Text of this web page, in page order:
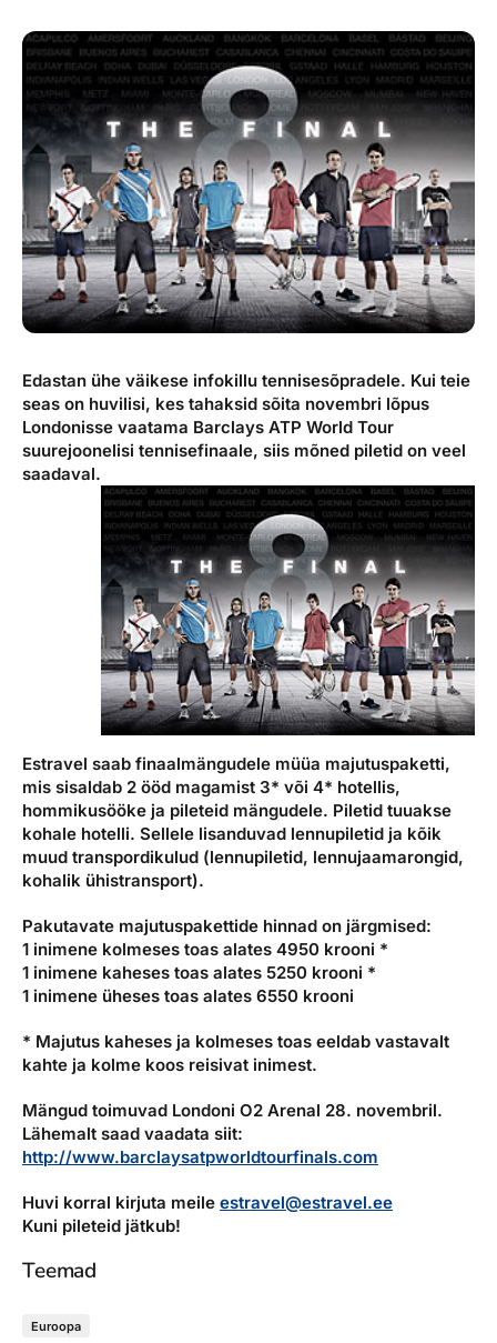
Airalo eSIM
Reisija meelespea
Platinum Club
Püsisoodustused
Boonuspunktid
Ettevõttest, kontaktid, reisikonsultandi teenus, tule
tööle, uudised...
Ettevõttest
Kontaktid
Reisikonsultandi teenus
Tule tööle
Uudised
Edastan ühe väikese infokillu tennisesõpradele. Kui teie
seas on huvilisi, kes tahaksid sõita novembri lõpus
Londonisse vaatama Barclays ATP World Tour
suurejoonelisi tennisefinaale, siis mõned piletid on veel
saadaval.
Estravel saab finaalmängudele müüa majutuspaketti,
mis sisaldab 2 ööd magamist 3* või 4* hotellis,
hommikusööke ja pileteid mängudele. Piletid tuuakse
kohale hotelli. Sellele lisanduvad lennupiletid ja kõik
muud transpordikulud (lennupiletid, lennujaamarongid,
kohalik ühistransport).
Pakutavate majutuspakettide hinnad on järgmised:
1 inimene kolmeses toas alates 4950 krooni *
1 inimene kaheses toas alates 5250 krooni *
1 inimene üheses toas alates 6550 krooni
* Majutus kaheses ja kolmeses toas eeldab vastavalt
kahte ja kolme koos reisivat inimest.
Mängud toimuvad Londoni O2 Arenal 28. novembril.
Lähemalt saad vaadata siit:
http://www.barclaysatpworldtourfinals.com
Huvi korral kirjuta meile estravel@estravel.ee
Kuni pileteid jätkub!
Teemad
Euroopa